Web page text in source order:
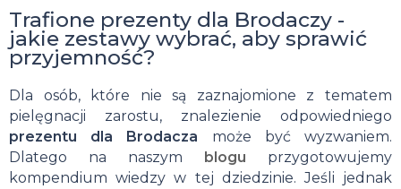
Trafione prezenty dla Brodaczy -
jakie zestawy wybrać, aby sprawić
przyjemność?
Dla osób, które nie są zaznajomione z tematem
pielęgnacji zarostu, znalezienie odpowiedniego
prezentu dla Brodacza może być wyzwaniem.
Dlatego na naszym blogu przygotowujemy
kompendium wiedzy w tej dziedzinie. Jeśli jednak